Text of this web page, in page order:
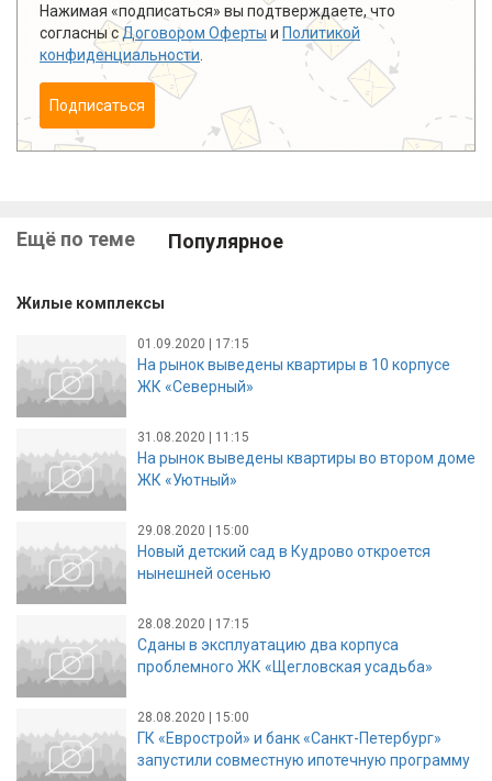
Нажимая «подписаться» вы подтверждаете, что
согласны сДоговором Оферты и Политикой
конфиденциальности
Подписаться
Ещё по теме Популярное
Жилые комплексы
01.09.2020 | 17:15
На рынок выведены квартиры в 10 корпусе
ЖК «Северный»
31.08.2020 | 11:15
На рынок выведены квартиры во втором доме
ЖК «Уютный»
29.08.2020 | 15:00
Новый детский сад в Кудрово откроется
нынешней осенью
28.08.2020 | 17:15
Сданы в эксплуатацию два корпуса
проблемного ЖК «Щегловская усадьба»
28.08.2020 | 15:00
ГК «Еврострой» и банк «Санкт-Петербург»
запустили совместную ипотечную программу